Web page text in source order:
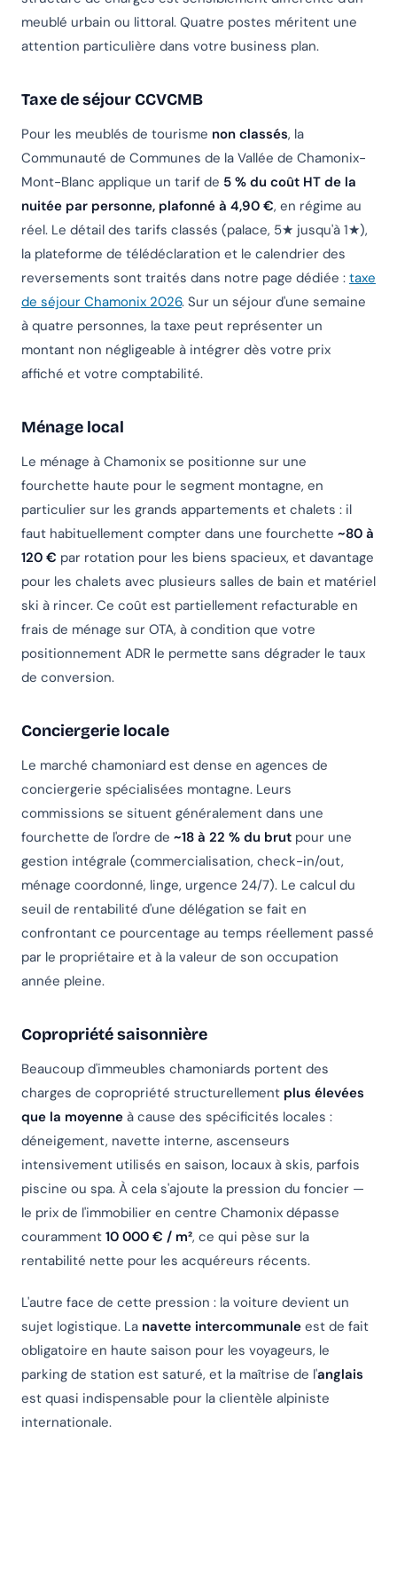
meublé urbain ou littoral. Quatre postes méritent une
attention particulière dans votre business plan.
Taxe de séjour CCVCMB
Pour les meublés de tourisme non classés, la
Communauté de Communes de la Vallée de Chamonix-
Mont-Blanc applique un tarif de 5 % du coût HT de la
nuitée par personne, plafonné à 4,90 €, en régime au
réel. Le détail des tarifs classés (palace, 5★ jusqu'à 1★),
la plateforme de télédéclaration et le calendrier des
reversements sont traités dans notre page dédiée : taxe
de séjour Chamonix 2026. Sur un séjour d'une semaine
à quatre personnes, la taxe peut représenter un
montant non négligeable à intégrer dès votre prix
affiché et votre comptabilité.
Ménage local
Le ménage à Chamonix se positionne sur une
fourchette haute pour le segment montagne, en
particulier sur les grands appartements et chalets : il
faut habituellement compter dans une fourchette ~80 à
120 € par rotation pour les biens spacieux, et davantage
pour les chalets avec plusieurs salles de bain et matériel
ski à rincer. Ce coût est partiellement refacturable en
frais de ménage sur OTA, à condition que votre
positionnement ADR le permette sans dégrader le taux
de conversion.
Conciergerie locale
Le marché chamoniard est dense en agences de
conciergerie spécialisées montagne. Leurs
commissions se situent généralement dans une
fourchette de l'ordre de ~18 à 22 % du brut pour une
gestion intégrale (commercialisation, check-in/out,
ménage coordonné, linge, urgence 24/7). Le calcul du
seuil de rentabilité d'une délégation se fait en
confrontant ce pourcentage au temps réellement passé
par le propriétaire et à la valeur de son occupation
année pleine.
Copropriété saisonnière
Beaucoup d'immeubles chamoniards portent des
charges de copropriété structurellement plus élevées
que la moyenne à cause des spécificités locales :
déneigement, navette interne, ascenseurs
intensivement utilisés en saison, locaux à skis, parfois
piscine ou spa. À cela s'ajoute la pression du foncier —
le prix de l'immobilier en centre Chamonix dépasse
couramment 10 000 € / m², ce qui pèse sur la
rentabilité nette pour les acquéreurs récents.
L'autre face de cette pression : la voiture devient un
sujet logistique. La navette intercommunale est de fait
obligatoire en haute saison pour les voyageurs, le
parking de station est saturé, et la maîtrise de l'anglais
est quasi indispensable pour la clientèle alpiniste
internationale.